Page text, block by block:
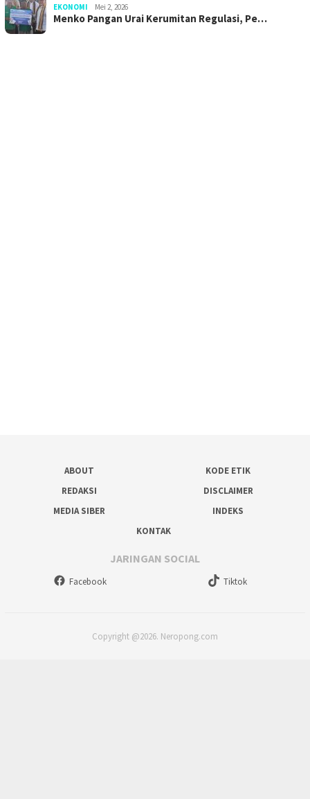
EKONOMI Mei 2, 2026
Menko Pangan Urai Kerumitan Regulasi, Pe…
ABOUT
KODE ETIK
REDAKSI
DISCLAIMER
MEDIA SIBER
INDEKS
KONTAK
JARINGAN SOCIAL
Facebook Tiktok
Copyright @2026. Neropong.com